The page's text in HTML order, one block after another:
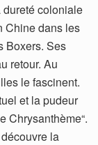
coloniale
Chine dans les
Boxers. Ses
retour. Au
le fascinent.
et la pudeur
Chrysanthème“.
la